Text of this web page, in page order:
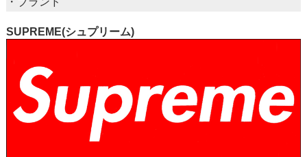
SUPREME(シュプリーム)